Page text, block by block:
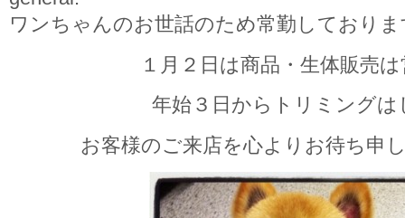
ワンちゃんのお世話のため常勤しておりま
１月２日は商品・生体販売
年始３日からトリミングは
お客様のご来店を心よりお待ち申